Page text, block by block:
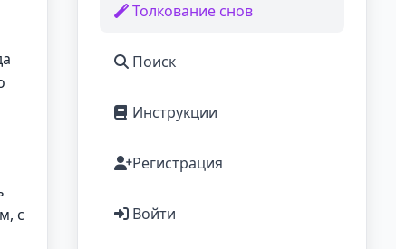
с
Толкование снов
Поиск
Инструкции
Регистрация
Войти